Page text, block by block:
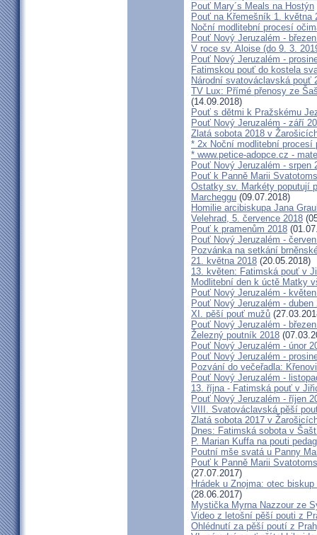
Pouť Mary´s Meals na Hostýn
Pouť na Křemešník 1. května
Noční modlitební procesí
Pouť Nový Jeruzalém -
V roce sv. Aloise (do 9. 3.
Pouť Nový Jeruzalém -
Fatimskou pouť do kostela
Národní svatováclavská pouť
TV Lux: Přímé přenosy ze
(14.09.2018)
Pouť s dětmi k Pražskému
Pouť Nový Jeruzalém - září
Zlatá sobota 2018 v
* 2x Noční modlitební
* www.petice-adopce.cz -
Pouť Nový Jeruzalém - srpen
Pouť k Panně Marii
Ostatky sv. Markéty poputují
Marcheggu (09.07.2018)
Homilie arcibiskupa Jana
Velehrad, 5. července 2018
Pouť k pramenům 2018
Pouť Nový Jeruzalém -
Pozvánka na setkání
21. května 2018 (20.05.2018)
13. květen: Fatimská pouť v
Modlitební den k úctě Matky
Pouť Nový Jeruzalém -
Pouť Nový Jeruzalém - duben
XI. pěší pouť mužů
Pouť Nový Jeruzalém -
Železný poutník 2018
Pouť Nový Jeruzalém - únor
Pouť Nový Jeruzalém -
Pozvání do večeřadla:
Pouť Nový Jeruzalém -
13. října - Fatimská pouť v
Pouť Nový Jeruzalém - říjen
VIII. Svatováclavská pěší
Zlatá sobota 2017 v
Dnes: Fatimská sobota v
P. Marian Kuffa na pouti
Poutní mše svatá u Panny
Pouť k Panně Marii
(27.07.2017)
Hrádek u Znojma: otec
(28.06.2017)
Mystička Myrna Nazzour ze
Video z letošní pěší pouti z
Ohlédnutí za pěší poutí z